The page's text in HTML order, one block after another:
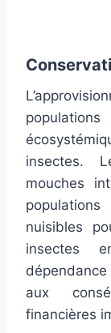
insectes.
mouches
nuisibles
insectes
aux
financières